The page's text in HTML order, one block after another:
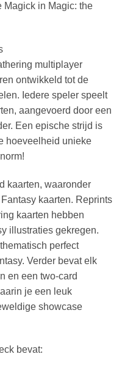
Magick in Magic: the
multiplayer
ontwikkeld tot de
Iedere speler speelt
aangevoerd door een
Een epische strijd is
hoeveelheid unieke
kaarten, waaronder
kaarten. Reprints
kaarten hebben
illustraties gekregen.
perfect
Verder bevat elk
en een two-card
je een leuk
showcase
bevat: